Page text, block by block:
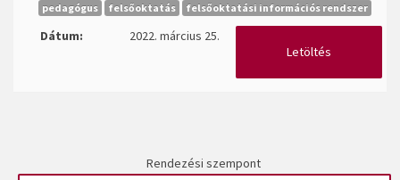
pedagógus
felsőoktatás felsőoktatási információs rendszer
Dátum:
2022. március 25.
Letöltés
Rendezési szempont